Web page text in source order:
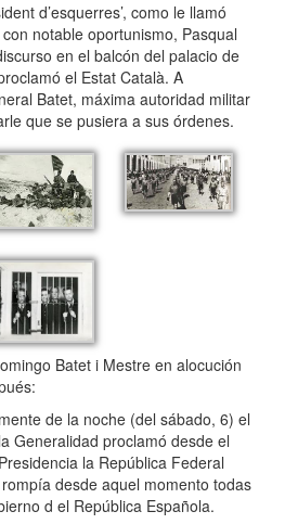
d’esquerres’, como le llamó
notable oportunismo, Pasqual
en el balcón del palacio de
el Estat Català. A
Batet, máxima autoridad militar
que se pusiera a sus órdenes.
Batet i Mestre en alocución
de la noche (del sábado, 6) el
Generalidad proclamó desde el
la República Federal
desde aquel momento todas
d el República Española.